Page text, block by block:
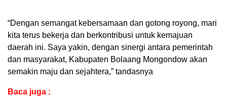
“Dengan semangat kebersamaan dan gotong royong, mari
kita terus bekerja dan berkontribusi untuk kemajuan
daerah ini. Saya yakin, dengan sinergi antara pemerintah
dan masyarakat, Kabupaten Bolaang Mongondow akan
semakin maju dan sejahtera,” tandasnya
Baca juga :